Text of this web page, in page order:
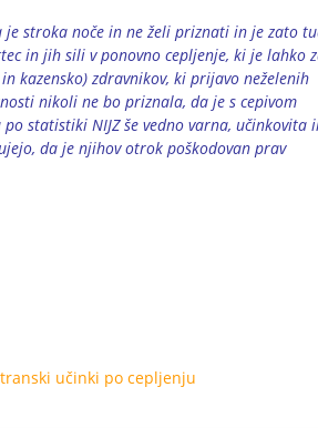
je stroka noče in ne želi priznati in je zato
in jih sili v ponovno cepljenje, ki je lahko
kazensko) zdravnikov, ki prijavo neželenih
nikoli ne bo priznala, da je s cepivom
statistiki NIJZ še vedno varna, učinkovita
da je njihov otrok poškodovan prav
učinki po cepljenju